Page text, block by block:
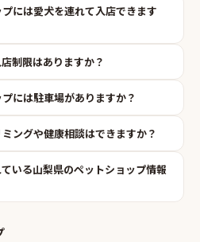
には愛犬を連れて入店できます
制限はありますか？
には駐車場がありますか？
ングや健康相談はできますか？
いる山梨県のペットショップ情報